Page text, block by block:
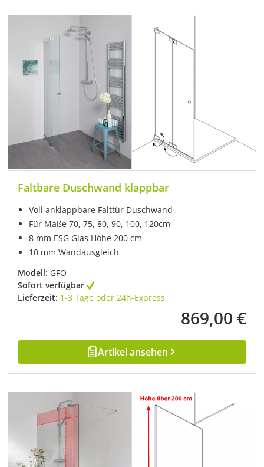
Faltbare Duschwand klappbar
Voll anklappbare Falttür Duschwand
Für Maße 70, 75, 80, 90, 100, 120cm
8 mm ESG Glas Höhe 200 cm
10 mm Wandausgleich
Modell: GFO
Sofort verfügbar
Lieferzeit: 1-3 Tage oder 24h-Express
Regulärer Preis:
869,00 €
Artikel ansehen